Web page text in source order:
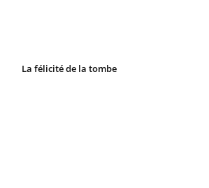
La félicité de la tombe